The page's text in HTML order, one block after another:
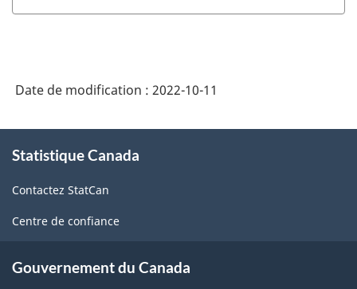
classification
produits
de
l'Amérique
du
(SCPAN)
Date de modification : 2022-10-11
propos
ce
site
Statistique Canada
Contactez StatCan
Centre de confiance
Gouvernement du Canada